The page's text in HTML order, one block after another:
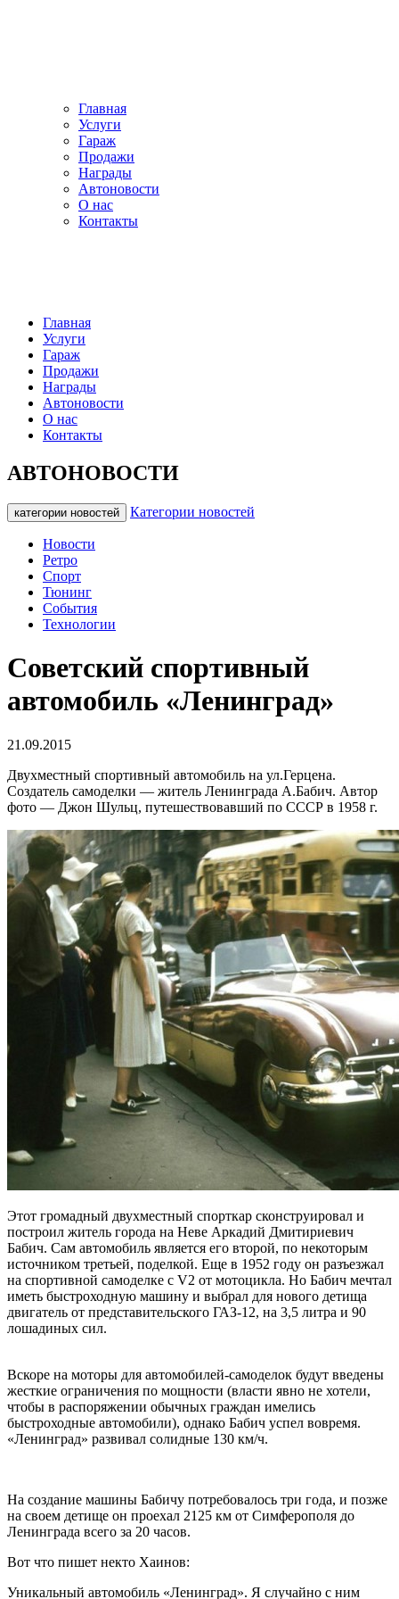
Главная
Услуги
Гараж
Продажи
Награды
Автоновости
О нас
Контакты
Главная
Услуги
Гараж
Продажи
Награды
Автоновости
О нас
Контакты
АВТОНОВОСТИ
категории новостей Категории новостей
Новости
Ретро
Спорт
Тюнинг
События
Технологии
Советский спортивный
автомобиль «Ленинград»
21.09.2015
Двухместный спортивный автомобиль на ул.Герцена.
Создатель самоделки — житель Ленинграда А.Бабич. Автор
фото — Джон Шульц, путешествовавший по СССР в 1958 г.
Этот громадный двухместный спорткар сконструировал и
построил житель города на Неве Аркадий Дмитириевич
Бабич. Сам автомобиль является его второй, по некоторым
источником третьей, поделкой. Еще в 1952 году он разъезжал
на спортивной самоделке с V2 от мотоцикла. Но Бабич мечтал
иметь быстроходную машину и выбрал для нового детища
двигатель от представительского ГАЗ-12, на 3,5 литра и 90
лошадиных сил.
Вскоре на моторы для автомобилей-самоделок будут введены
жесткие ограничения по мощности (власти явно не хотели,
чтобы в распоряжении обычных граждан имелись
быстроходные автомобили), однако Бабич успел вовремя.
«Ленинград» развивал солидные 130 км/ч.
На создание машины Бабичу потребовалось три года, и позже
на своем детище он проехал 2125 км от Симферополя до
Ленинграда всего за 20 часов.
Вот что пишет некто Хаинов:
Уникальный автомобиль «Ленинград». Я случайно с ним